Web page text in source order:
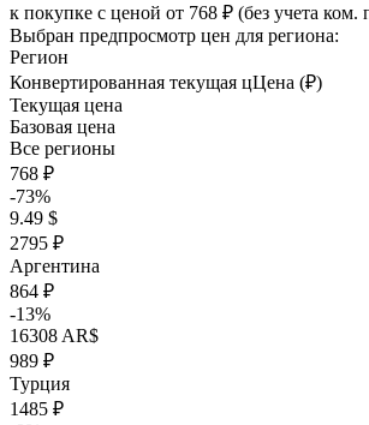
к покупке с ценой от 768 ₽ (без учета ком.
Выбран предпросмотр цен для региона:
Регион
Конвертированная текущая цЦена (₽)
Текущая цена
Базовая цена
Все регионы
768 ₽
-73%
9.49 $
2795 ₽
Аргентина
864 ₽
-13%
16308 AR$
989 ₽
Турция
1485 ₽